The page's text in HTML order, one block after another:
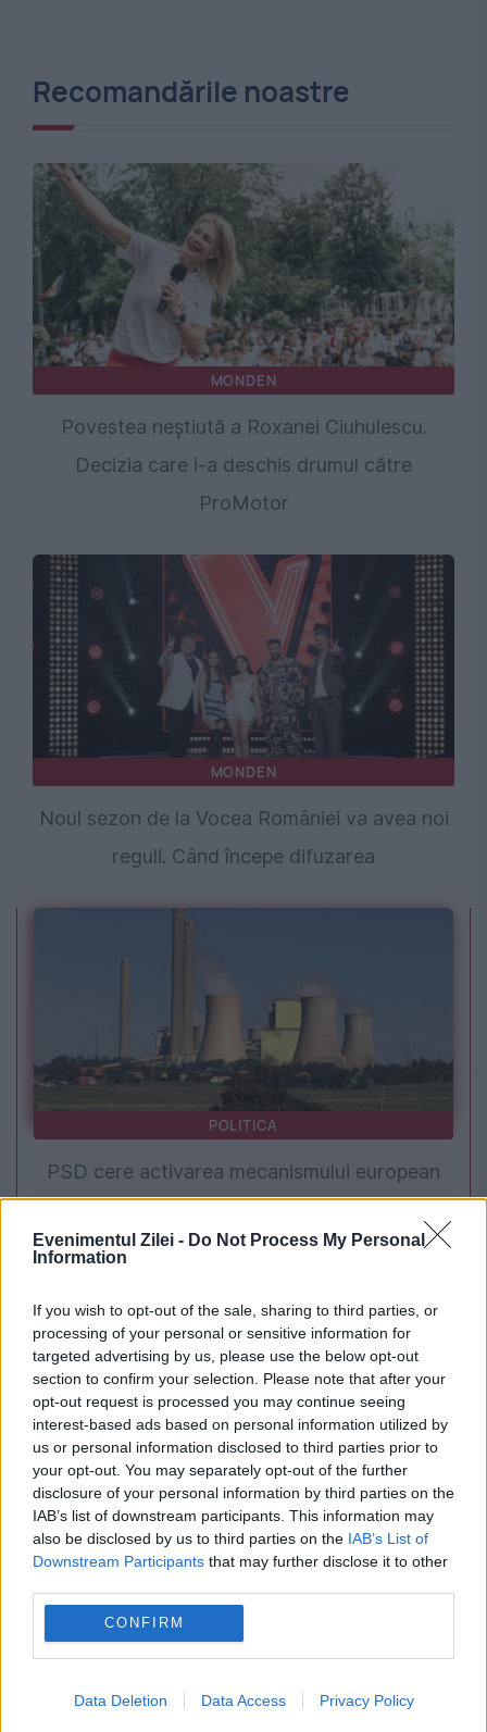
Evenimentul Zilei - Do Not Process My Personal
Information
If you wish to opt-out of the sale, sharing to third parties, or
processing of your personal or sensitive information for
targeted advertising by us, please use the below opt-out
section to confirm your selection. Please note that after your
opt-out request is processed you may continue seeing
interest-based ads based on personal information utilized by
us or personal information disclosed to third parties prior to
your opt-out. You may separately opt-out of the further
disclosure of your personal information by third parties on the
IAB’s list of downstream participants. This information may
also be disclosed by us to third parties on the IAB’s List of
Downstream Participants that may further disclose it to other
CONFIRM
Data Deletion Data Access Privacy Policy
Recomandările noastre
MONDEN
Povestea neștiută a Roxanei Ciuhulescu.
Decizia care i-a deschis drumul către
ProMotor
MONDEN
Noul sezon de la Vocea României va avea noi
reguli. Când începe difuzarea
POLITICA
PSD cere activarea mecanismului european
menținerea centralelor pe cărbune. Critici la
MONDEN
Plecare importantă din echipa Pro TV. Și-a dat
demisia după zece ani